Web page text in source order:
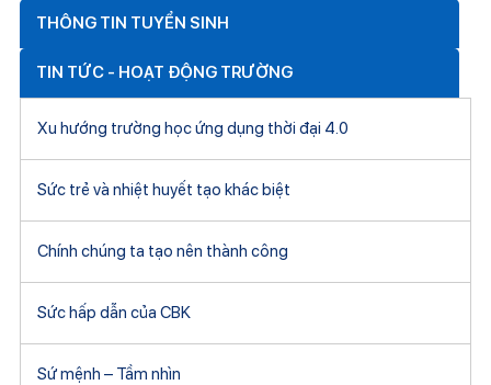
THÔNG TIN TUYỂN SINH
TIN TỨC - HOẠT ĐỘNG TRƯỜNG
Xu hướng trường học ứng dụng thời đại 4.0
Sức trẻ và nhiệt huyết tạo khác biệt
Chính chúng ta tạo nên thành công
Sức hấp dẫn của CBK
Sứ mệnh – Tầm nhìn